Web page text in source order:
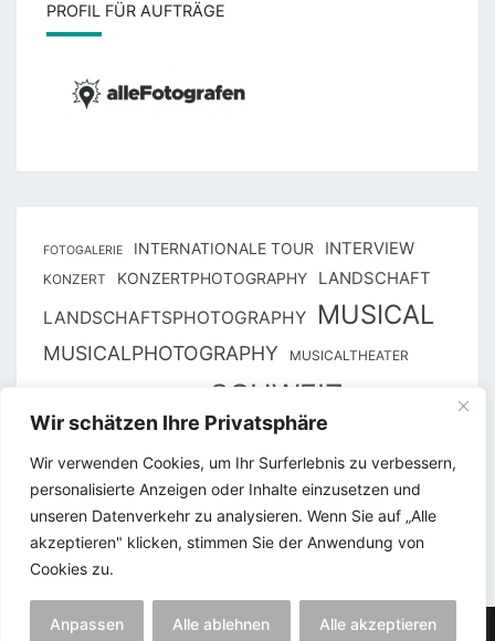
Wir schätzen Ihre Privatsphäre
Wir verwenden Cookies, um Ihr Surferlebnis zu verbessern,
personalisierte Anzeigen oder Inhalte einzusetzen und
unseren Datenverkehr zu analysieren. Wenn Sie auf „Alle
akzeptieren" klicken, stimmen Sie der Anwendung von
Cookies zu.
Anpassen Alle ablehnen Alle akzeptieren
PROFIL FÜR AUFTRÄGE
FOTOGALERIE INTERNATIONALE TOUR INTERVIEW
KONZERT KONZERTPHOTOGRAPHY LANDSCHAFT
LANDSCHAFTSPHOTOGRAPHY MUSICAL
MUSICALPHOTOGRAPHY MUSICALTHEATER
SCHWEIZ
THEATER 11 THEATER ST. GALLEN
THUNER SEESPIELE
WALENSEE-BÜHNE
WALENSTADT ZÜRICH